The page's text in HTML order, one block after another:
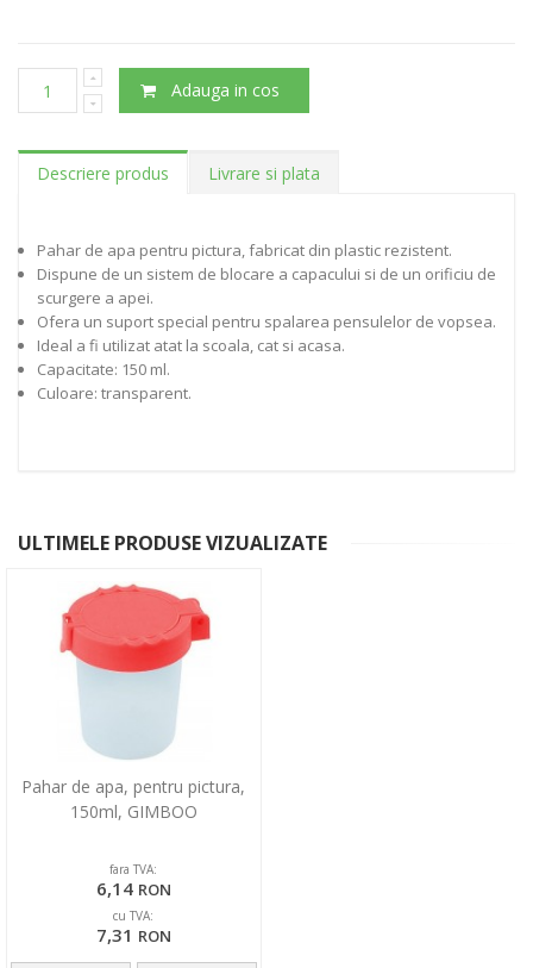
Adauga in cos
Descriere produs Livrare si plata
Pahar de apa pentru pictura, fabricat din plastic rezistent.
Dispune de un sistem de blocare a capacului si de un orificiu de
scurgere a apei.
Ofera un suport special pentru spalarea pensulelor de vopsea.
Ideal a fi utilizat atat la scoala, cat si acasa.
Capacitate: 150 ml.
Culoare: transparent.
ULTIMELE PRODUSE VIZUALIZATE
Pahar de apa, pentru pictura,
150ml, GIMBOO
fara TVA:
6,14 RON
cu TVA:
7,31 RON